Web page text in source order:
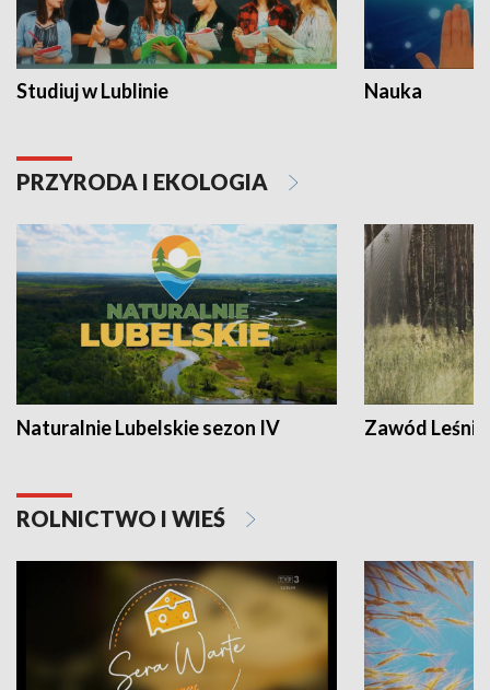
Studiuj w Lublinie Nauka
PRZYRODA I EKOLOGIA
Naturalnie Lubelskie sezon IV Zawód Leśnik
ROLNICTWO I WIEŚ